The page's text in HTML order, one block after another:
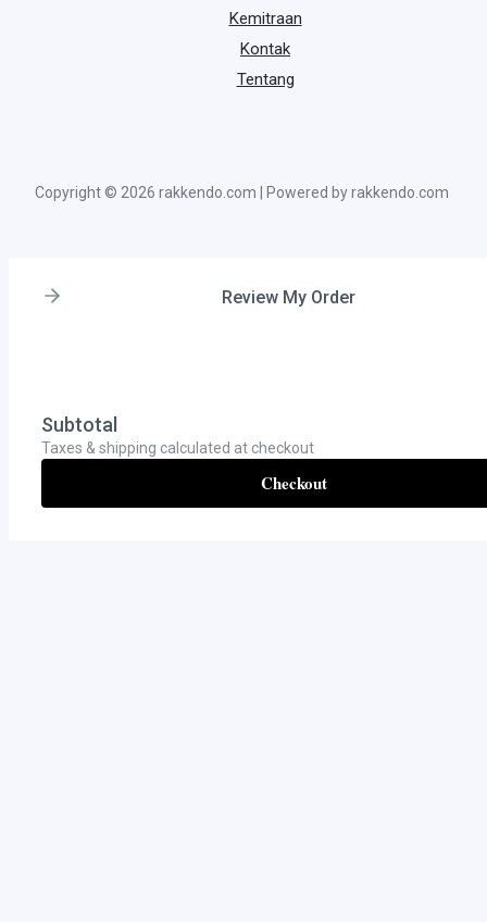
Kemitraan
Kontak
Tentang
Copyright © 2026 rakkendo.com | Powered by rakkendo.com
Review My Order
Subtotal
Taxes & shipping calculated at checkout
Checkout